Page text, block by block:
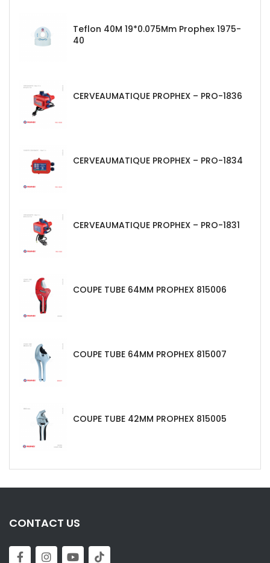
Teflon 40M 19*0.075Mm Prophex 1975-
40
CERVEAUMATIQUE PROPHEX – PRO-1836
CERVEAUMATIQUE PROPHEX – PRO-1834
CERVEAUMATIQUE PROPHEX – PRO-1831
COUPE TUBE 64MM PROPHEX 815006
COUPE TUBE 64MM PROPHEX 815007
COUPE TUBE 42MM PROPHEX 815005
CONTACT US